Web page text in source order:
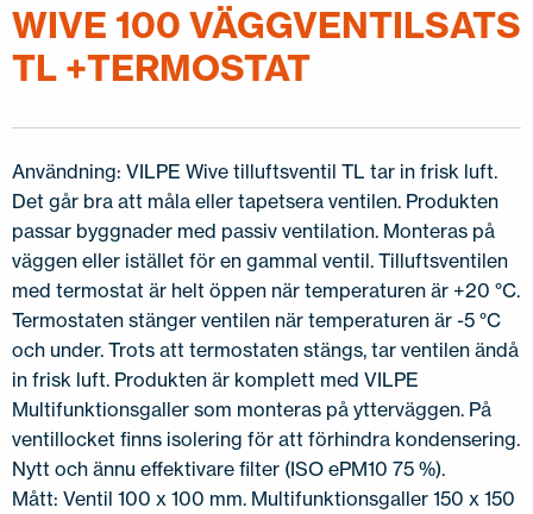
WIVE 100 VÄGGVENTILSATS
TL +TERMOSTAT
Användning: VILPE Wive tilluftsventil TL tar in frisk luft.
Det går bra att måla eller tapetsera ventilen. Produkten
passar byggnader med passiv ventilation. Monteras på
väggen eller istället för en gammal ventil. Tilluftsventilen
med termostat är helt öppen när temperaturen är +20 °C.
Termostaten stänger ventilen när temperaturen är -5 °C
och under. Trots att termostaten stängs, tar ventilen ändå
in frisk luft. Produkten är komplett med VILPE
Multifunktionsgaller som monteras på ytterväggen. På
ventillocket finns isolering för att förhindra kondensering.
Nytt och ännu effektivare filter (ISO ePM10 75 %).
Mått: Ventil 100 x 100 mm. Multifunktionsgaller 150 x 150